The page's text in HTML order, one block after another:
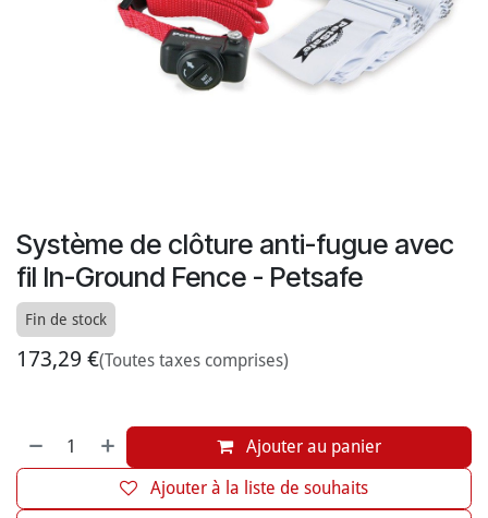
Système de clôture anti-fugue avec
fil In-Ground Fence - Petsafe
Fin de stock
173,29 €(Toutes taxes comprises)
Ajouter au panier
Ajouter à la liste de souhaits